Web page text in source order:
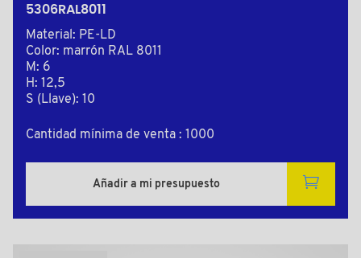
5306RAL8011
Material: PE-LD
Color: marrón RAL 8011
M: 6
H: 12,5
S (Llave): 10
Cantidad mínima de venta : 1000
Añadir a mi presupuesto